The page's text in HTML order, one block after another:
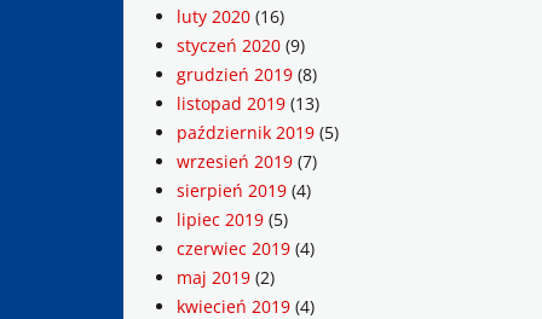
luty 2020 (16)
styczeń 2020 (9)
grudzień 2019 (8)
listopad 2019 (13)
październik 2019 (5)
wrzesień 2019 (7)
sierpień 2019 (4)
lipiec 2019 (5)
czerwiec 2019 (4)
maj 2019 (2)
kwiecień 2019 (4)